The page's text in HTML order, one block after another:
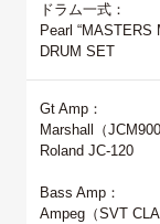
ドラム一式：
Pearl “MASTERS
Gt Amp：
Marshall（
Roland JC-120
Bass Amp：
Ampeg（SVT